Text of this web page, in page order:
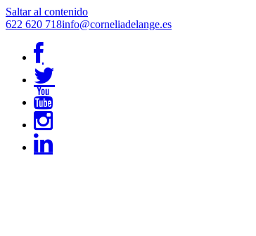
Saltar al contenido
622 620 718info@corneliadelange.es